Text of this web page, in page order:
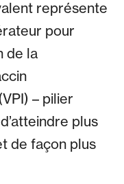
représente
pour
de la
– pilier
plus
de façon plus